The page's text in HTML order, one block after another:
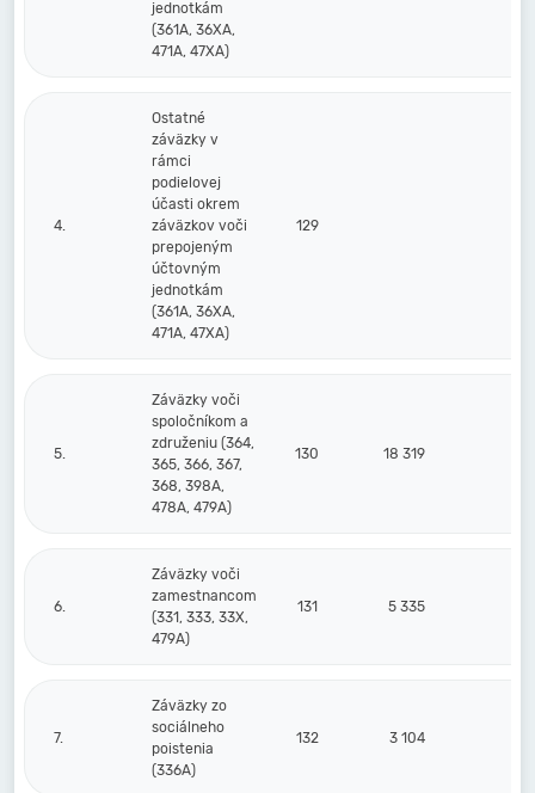
jednotkám
(361A, 36XA,
471A, 47XA)
4.
Ostatné
záväzky v
rámci
podielovej
účasti okrem
záväzkov voči
prepojeným
účtovným
jednotkám
(361A, 36XA,
471A, 47XA)
129
5.
Záväzky voči
spoločníkom a
združeniu (364,
365, 366, 367,
368, 398A,
478A, 479A)
130 18 319
6.
Záväzky voči
zamestnancom
(331, 333, 33X,
479A)
131 5 335
7.
Záväzky zo
sociálneho
poistenia
(336A)
132 3 104